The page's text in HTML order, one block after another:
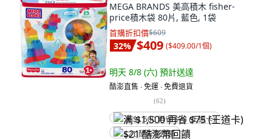
MEGA BRANDS 美高積木 fisher-
price積木袋 80片, 藍色, 1袋
首購折扣價$609
32% $409 ($409.00/1個)
明天 8/8 (六) 預計送達
酷澎直售 ∙ 免運 ∙ 免費退貨
(62)
满 $1,500 再省 $75 (王道卡)
$21 酷澎幣回饋